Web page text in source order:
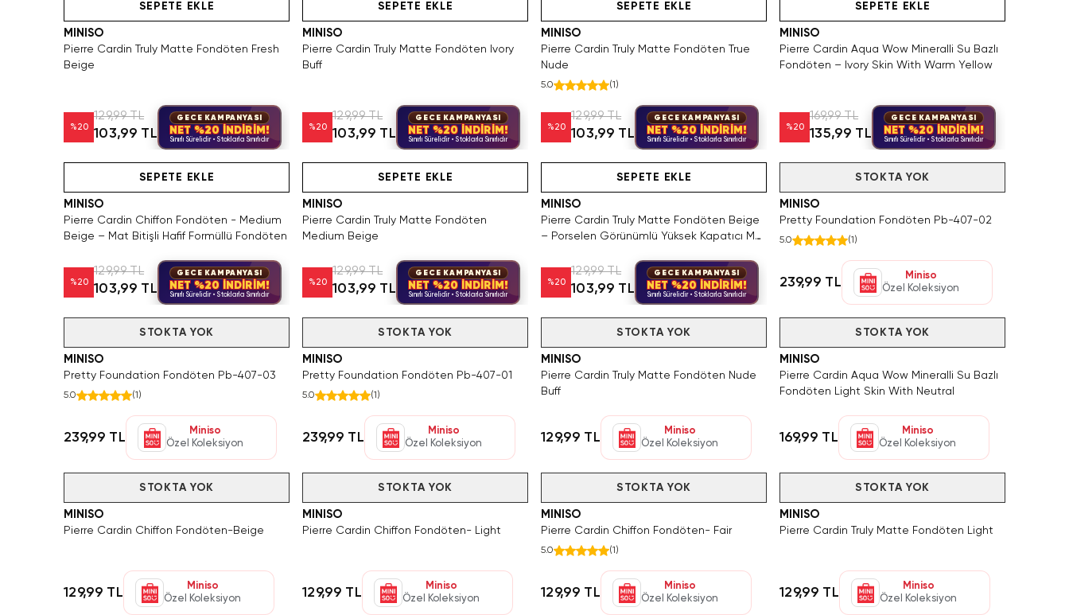
SEPETE EKLE
MINISO
Pierre Cardin Truly Matte Fondöten Fresh
Beige
%20
129,99 TL
103,99 TL
GECE KAMPANYASI
NET %20 İNDİRİM!
Sınırlı Sürelidir • Stoklarla Sınırlıdır
SEPETE EKLE
MINISO
Pierre Cardin Truly Matte Fondöten Ivory
Buff
%20
129,99 TL
103,99 TL
GECE KAMPANYASI
NET %20 İNDİRİM!
Sınırlı Sürelidir • Stoklarla Sınırlıdır
SEPETE EKLE
MINISO
Pierre Cardin Truly Matte Fondöten True
Nude
5.0 (1 )
%20
129,99 TL
103,99 TL
GECE KAMPANYASI
NET %20 İNDİRİM!
Sınırlı Sürelidir • Stoklarla Sınırlıdır
SEPETE EKLE
MINISO
Pierre Cardin Aqua Wow Mineralli Su Bazlı
Fondöten – Ivory Skin With Warm Yellow
%20
169,99 TL
135,99 TL
GECE KAMPANYASI
NET %20 İNDİRİM!
Sınırlı Sürelidir • Stoklarla Sınırlıdır
SEPETE EKLE
MINISO
Pierre Cardin Chiffon Fondöten - Medium
Beige – Mat Bitişli Hafif Formüllü Fondöten
%20
129,99 TL
103,99 TL
GECE KAMPANYASI
NET %20 İNDİRİM!
Sınırlı Sürelidir • Stoklarla Sınırlıdır
SEPETE EKLE
MINISO
Pierre Cardin Truly Matte Fondöten
Medium Beige
%20
129,99 TL
103,99 TL
GECE KAMPANYASI
NET %20 İNDİRİM!
Sınırlı Sürelidir • Stoklarla Sınırlıdır
SEPETE EKLE
MINISO
Pierre Cardin Truly Matte Fondöten Beige
– Porselen Görünümlü Yüksek Kapatıcı Mat
%20
129,99 TL
103,99 TL
GECE KAMPANYASI
NET %20 İNDİRİM!
Sınırlı Sürelidir • Stoklarla Sınırlıdır
STOKTA YOK
MINISO
Pretty Foundation Fondöten Pb-407-02
5.0 (1 )
239,99 TL
Miniso
Özel Koleksiyon
STOKTA YOK
MINISO
Pretty Foundation Fondöten Pb-407-03
5.0 (1 )
239,99 TL
Miniso
Özel Koleksiyon
STOKTA YOK
MINISO
Pretty Foundation Fondöten Pb-407-01
5.0 (1 )
239,99 TL
Miniso
Özel Koleksiyon
STOKTA YOK
MINISO
Pierre Cardin Truly Matte Fondöten Nude
Buff
129,99 TL
Miniso
Özel Koleksiyon
STOKTA YOK
MINISO
Pierre Cardin Aqua Wow Mineralli Su Bazlı
Fondöten Light Skin With Neutral
169,99 TL
Miniso
Özel Koleksiyon
STOKTA YOK
MINISO
Pierre Cardin Chiffon Fondöten-Beige
129,99 TL
Miniso
Özel Koleksiyon
STOKTA YOK
MINISO
Pierre Cardin Chiffon Fondöten- Light
129,99 TL
Miniso
Özel Koleksiyon
STOKTA YOK
MINISO
Pierre Cardin Chiffon Fondöten- Fair
5.0 (1 )
129,99 TL
Miniso
Özel Koleksiyon
STOKTA YOK
MINISO
Pierre Cardin Truly Matte Fondöten Light
129,99 TL
Miniso
Özel Koleksiyon